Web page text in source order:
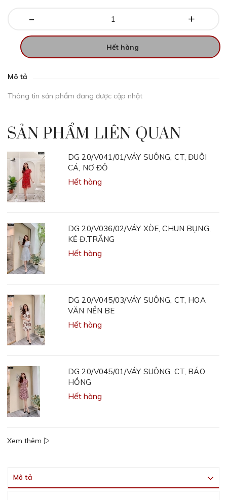
- +
Hết hàng
Mô tả
Thông tin sản phẩm đang được cập nhật
SẢN PHẨM LIÊN QUAN
DG 20/V041/01/VÁY SUÔNG, CT, ĐUÔI
CÁ, NƠ ĐỎ
Hết hàng
DG 20/V036/02/VÁY XÒE, CHUN BỤNG,
KẺ Đ.TRẮNG
Hết hàng
DG 20/V045/03/VÁY SUÔNG, CT, HOA
VĂN NỀN BE
Hết hàng
DG 20/V045/01/VÁY SUÔNG, CT, BÁO
HỒNG
Hết hàng
Xem thêm
Mô tả